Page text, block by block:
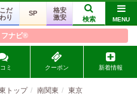
こだ
わり
SP
格安
激安
検索 MENU
フナビ®
ミ クーポン 新着情報
トップ 南関東
東京